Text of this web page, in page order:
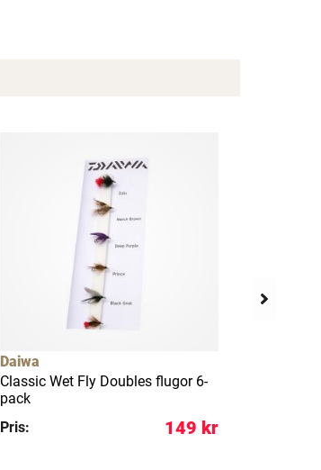
Daiwa
Classic Wet Fly Doubles flugor 6-
pack
Pris:
149 kr